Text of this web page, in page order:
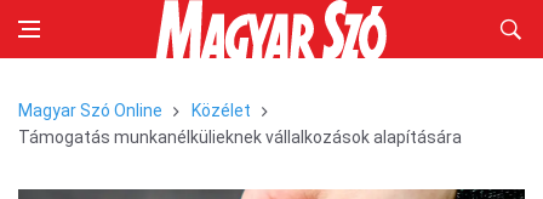
Magyar Szó Online
Közélet
Támogatás munkanélkülieknek vállalkozások alapítására